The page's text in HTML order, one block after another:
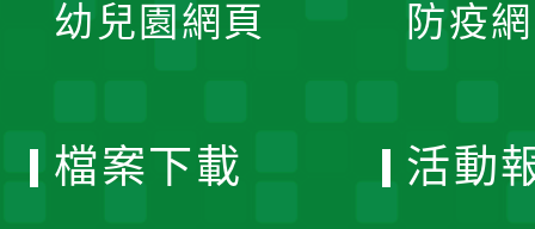
幼兒園網頁 防疫
檔案下載 活動